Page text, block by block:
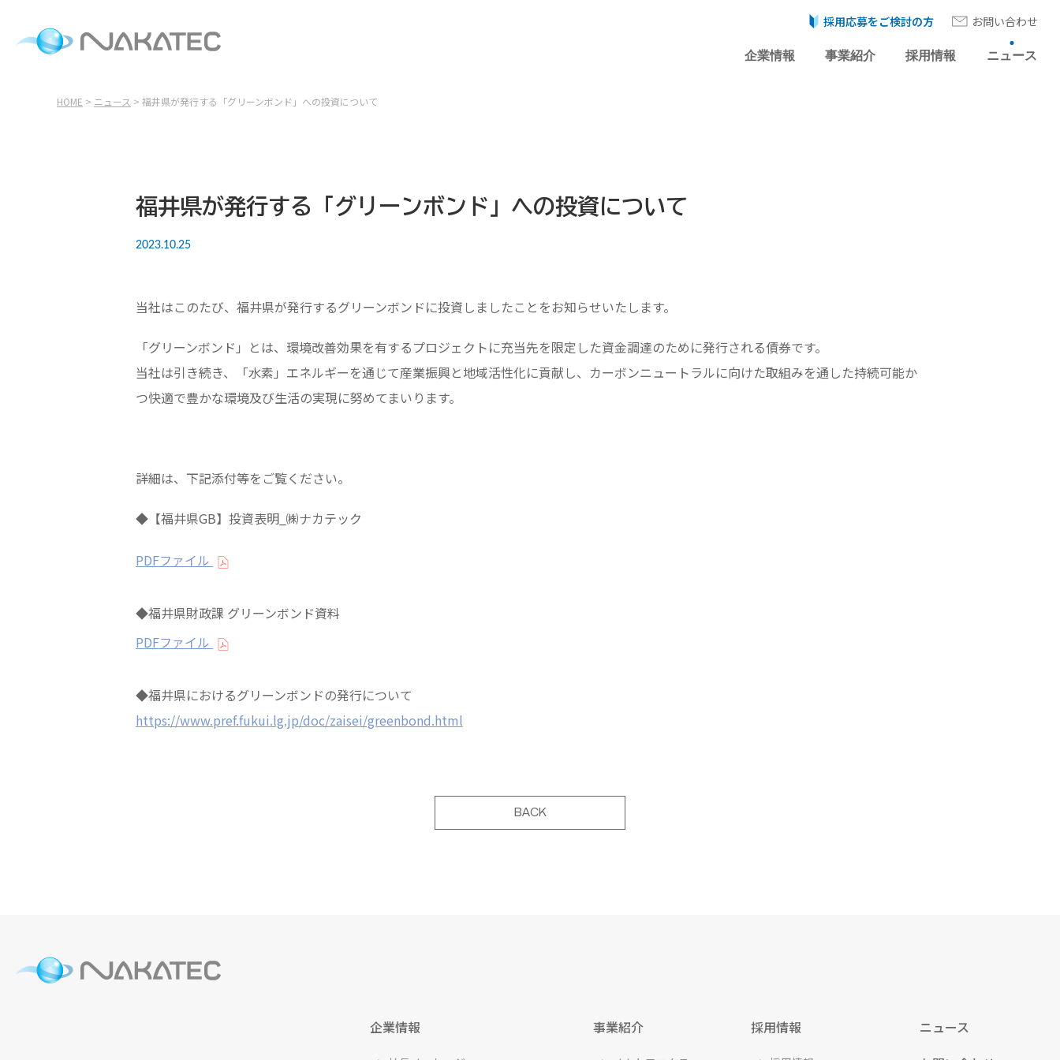
企業情報 事業紹介 採用情報 ニュース
採用応募をご検討の方 お問い合わせ
HOME > ニュース > 福井県が発行する「グリーンボンド」への投資について
福井県が発行する「グリーンボンド」への投資について
2023.10.25
当社はこのたび、福井県が発行するグリーンボンドに投資しましたことをお知らせいたします。
「グリーンボンド」とは、環境改善効果を有するプロジェクトに充当先を限定した資金調達のために発行される債券です。
当社は引き続き、「水素」エネルギーを通じて産業振興と地域活性化に貢献し、カーボンニュートラルに向けた取組みを通した持続可能か
つ快適で豊かな環境及び生活の実現に努めてまいります。
詳細は、下記添付等をご覧ください。
◆【福井県GB】投資表明_㈱ナカテック
PDFファイル
◆福井県財政課 グリーンボンド資料
PDFファイル
◆福井県におけるグリーンボンドの発行について
https://www.pref.fukui.lg.jp/doc/zaisei/greenbond.html
BACK
企業情報 事業紹介 採用情報
ニュース